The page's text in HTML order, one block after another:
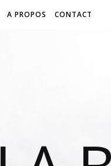
A PROPOS CONTACT